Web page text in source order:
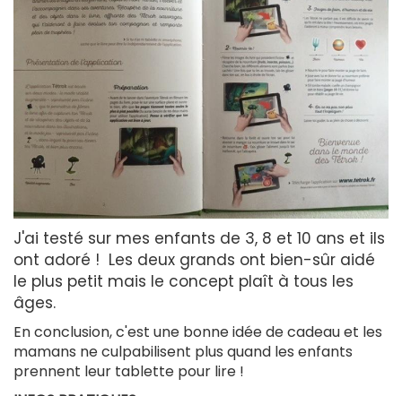
J'ai testé sur mes enfants de 3, 8 et 10 ans et ils
ont adoré ! Les deux grands ont bien-sûr aidé
le plus petit mais le concept plaît à tous les
âges.
En conclusion, c'est une bonne idée de cadeau et les
mamans ne culpabilisent plus quand les enfants
prennent leur tablette pour lire !